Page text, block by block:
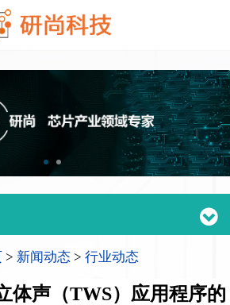
> 新闻动态 >行业动态
体声（TWS）应用程序的